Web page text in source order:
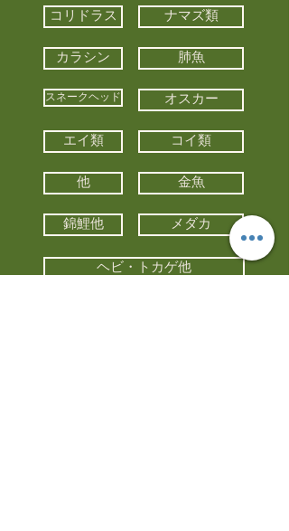
コリドラス ナマズ類
カラシン 肺魚
スネークヘッド オスカー
エイ類 コイ類
他 金魚
錦鯉他 メダカ
ヘビ・トカゲ他